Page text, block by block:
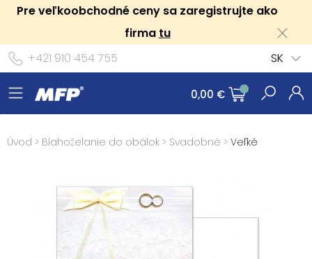
Pre veľkoobchodné ceny sa zaregistrujte ako
firma tu
+421 910 454 755
SK
0,00 €
Úvod > Blahoželanie do obálok > Svadobné > Veľké